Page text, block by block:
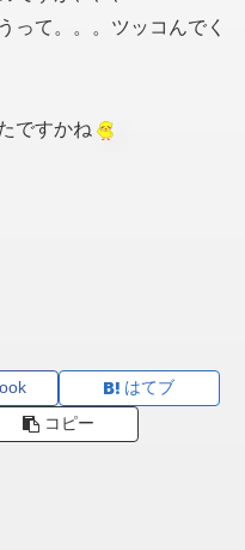
って。。。ツッコんでく
ですかね
はてブ
コピー